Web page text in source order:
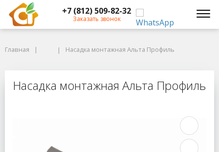
+7 (812) 509-82-32
Заказать звонок
Насадка монтажная Альта Профиль
Главная Насадка монтажная Альта Профиль
Насадка монтажная Альта Профиль